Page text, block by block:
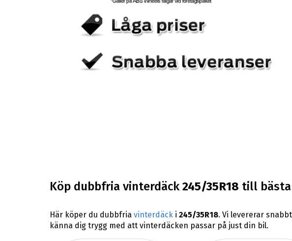
Köp dubbfria vinterdäck 245/35R18 till
Här köper du dubbfria vinterdäcki 245/35R18. Vi levererar
känna dig trygg med att vinterdäcken passar på just din bil.